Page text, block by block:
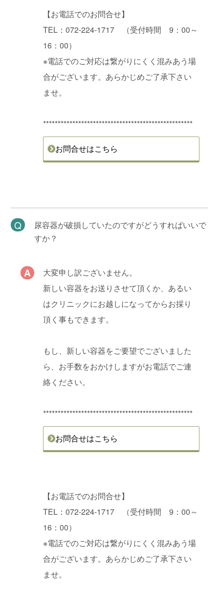
【お電話でのお問合せ】
TEL：072-224-1717 （受付時間 9：00～
16：00）
※電話でのご対応は繋がりにくく混みあう場
合がございます。あらかじめご了承下さい
ませ。
***************************************************
お問合せはこちら
尿容器が破損していたのですがどうすればいいで
すか？
大変申し訳ございません。
新しい容器をお送りさせて頂くか、あるい
はクリニックにお越しになってからお採り
頂く事もできます。
もし、新しい容器をご要望でございました
ら、お手数をおかけしますがお電話でご連
絡ください。
***************************************************
お問合せはこちら
【お電話でのお問合せ】
TEL：072-224-1717 （受付時間 9：00～
16：00）
※電話でのご対応は繋がりにくく混みあう場
合がございます。あらかじめご了承下さい
ませ。